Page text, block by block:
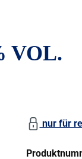
VOL.
nur für